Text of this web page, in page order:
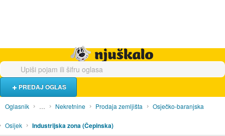
PREDAJ OGLAS
Oglasnik … Nekretnine Prodaja zemljišta Osječko-baranjska
Osijek Industrijska zona (Čepinska)